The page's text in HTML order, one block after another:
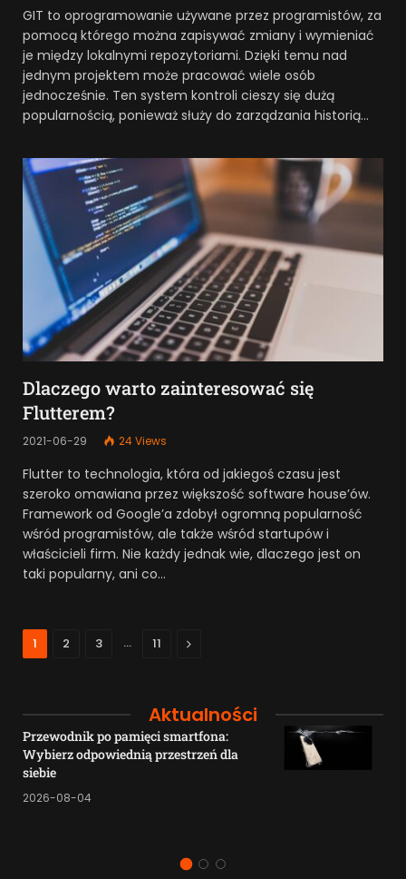
GIT to oprogramowanie używane przez programistów, za
pomocą którego można zapisywać zmiany i wymieniać
je między lokalnymi repozytoriami. Dzięki temu nad
jednym projektem może pracować wiele osób
jednocześnie. Ten system kontroli cieszy się dużą
popularnością, ponieważ służy do zarządzania historią…
Dlaczego warto zainteresować się
Flutterem?
2021-06-29 24Views
Flutter to technologia, która od jakiegoś czasu jest
szeroko omawiana przez większość software house’ów.
Framework od Google’a zdobył ogromną popularność
wśród programistów, ale także wśród startupów i
właścicieli firm. Nie każdy jednak wie, dlaczego jest on
taki popularny, ani co…
1 2 3 … 11 Next
Aktualności
Przewodnik po pamięci smartfona:
Wybierz odpowiednią przestrzeń dla
siebie
2026-08-04